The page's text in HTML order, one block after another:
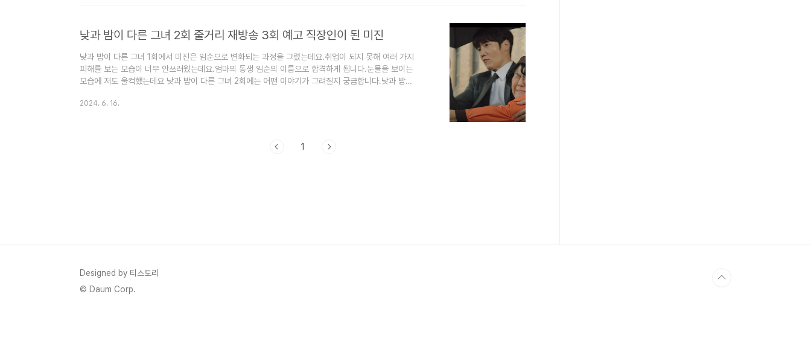
낮과 밤이 다른 그녀 2회 줄거리 재방송 3회 예고 직장인이 된 미진
낮과 밤이 다른 그녀 1회에서 미진은 임순으로 변화되는 과정을 그렸는데요.취업이 되지 못해 여러 가지
피해를 보는 모습이 너무 안쓰러웠는데요.엄마의 동생 임순의 이름으로 합격하게 됩니다.눈물을 보이는
모습에 저도 울컥했는데요 낮과 밤이 다른 그녀 2회에는 어떤 이야기가 그려질지 궁금합니다.낮과 밤이
밤이 다른 그녀 2회에서 계지웅 검사는 미진의 엄마가게 정육점으로 찾아옵니다.공무원이라는 말에 미
2024. 6. 16.
1
Designed by 티스토리
© Daum Corp.